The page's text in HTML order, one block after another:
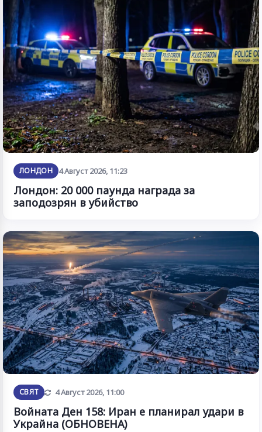
ЛОНДОН 4 Август 2026, 11:23
Лондон: 20 000 паунда награда за
заподозрян в убийство
СВЯТ Обновена
4 Август 2026, 11:00
Войната Ден 158: Иран е планирал удари в
Украйна (ОБНОВЕНА)